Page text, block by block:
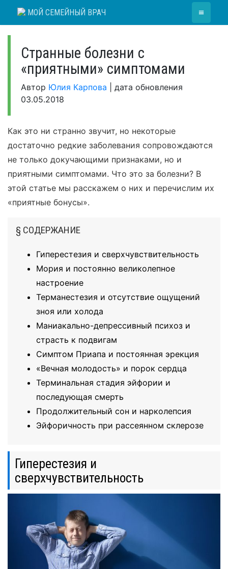
МОЙ СЕМЕЙНЫЙ ВРАЧ ≡
Странные болезни с
«приятными» симптомами
Автор Юлия Карпова
дата обновления
03.05.2018
Как это ни странно звучит, но некоторые
достаточно редкие заболевания сопровождаются
не только докучающими признаками, но и
приятными симптомами. Что это за болезни? В
этой статье мы расскажем о них и перечислим их
«приятные бонусы».
§ СОДЕРЖАНИЕ
Гиперестезия и сверхчувствительность
Мория и постоянно великолепное
настроение
Терманестезия и отсутствие ощущений
зноя или холода
Маниакально-депрессивный психоз и
страсть к подвигам
Симптом Приапа и постоянная эрекция
«Вечная молодость» и порок сердца
Терминальная стадия эйфории и
последующая смерть
Продолжительный сон и нарколепсия
Эйфоричность при рассеянном склерозе
Гиперестезия и
сверхчувствительность